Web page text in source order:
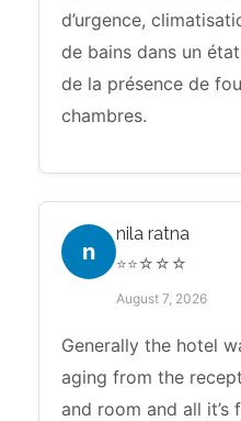
d’urgence,
de bains dans un
de la présence de
chambres.
n
nila ratna
⭐⭐☆☆☆
August 7, 2026
Generally the hotel
aging from the
and room and all it’s